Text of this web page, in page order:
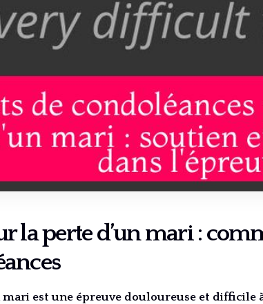
la perte d’un mari :
mari est une épreuve douloureuse et